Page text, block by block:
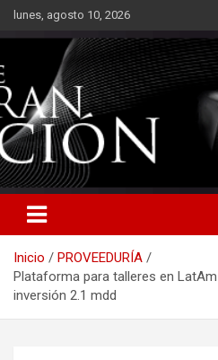
Saltarlunes, agosto 10, 2026
Inicio
PROVEEDURÍA
Plataforma para talleres en
inversión 2.1 mdd